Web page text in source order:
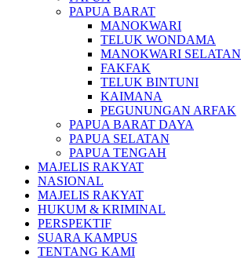
PAPUA BARAT
MANOKWARI
TELUK WONDAMA
MANOKWARI SELATAN
FAKFAK
TELUK BINTUNI
KAIMANA
PEGUNUNGAN ARFAK
PAPUA BARAT DAYA
PAPUA SELATAN
PAPUA TENGAH
MAJELIS RAKYAT
NASIONAL
MAJELIS RAKYAT
HUKUM & KRIMINAL
PERSPEKTIF
SUARA KAMPUS
TENTANG KAMI